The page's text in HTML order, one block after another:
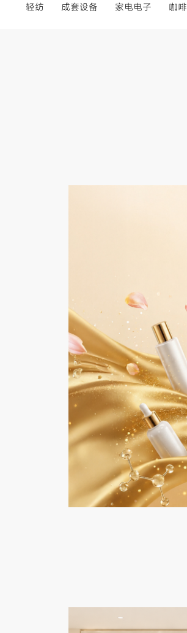
轻纺 成套设备 家电电子 咖啡